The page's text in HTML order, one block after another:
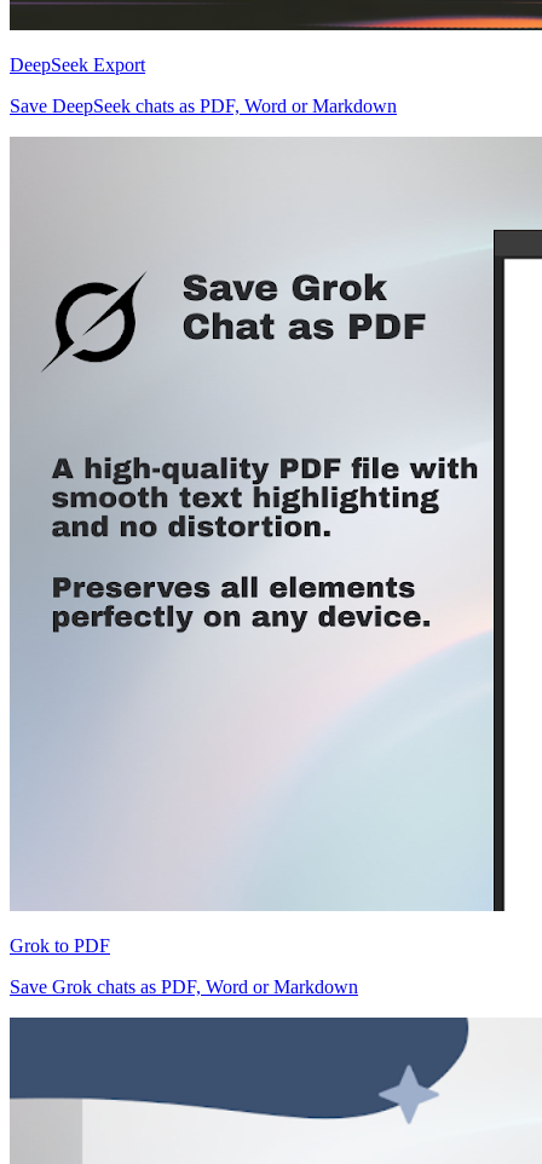
DeepSeek Export
Save DeepSeek chats as PDF, Word or Markdown
Grok to PDF
Save Grok chats as PDF, Word or Markdown